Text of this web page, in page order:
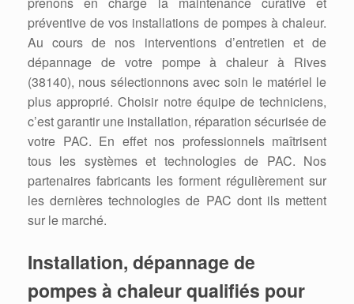
préventive de vos installations de pompes à chaleur.
Au cours de nos interventions d’entretien et de
dépannage de votre pompe à chaleur à Rives
(38140), nous sélectionnons avec soin le matériel le
plus approprié. Choisir notre équipe de techniciens,
c’est garantir une installation, réparation sécurisée de
votre PAC. En effet nos professionnels maîtrisent
tous les systèmes et technologies de PAC. Nos
partenaires fabricants les forment régulièrement sur
les dernières technologies de PAC dont ils mettent
sur le marché.
Installation, dépannage de
pompes à chaleur qualifiés pour